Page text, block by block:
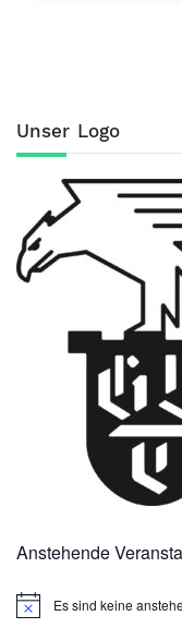
Unser Logo
Anstehende
Es sind keine